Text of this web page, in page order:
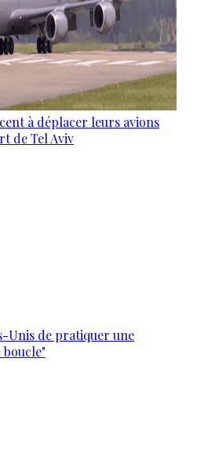
à déplacer leurs avions
de Tel Aviv
Unis de pratiquer une